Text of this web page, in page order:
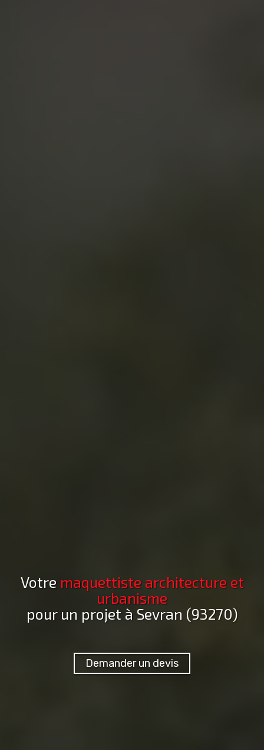
Votre maquettiste architecture et
urbanisme
pour un projet à Sevran (93270)
Demander un devis